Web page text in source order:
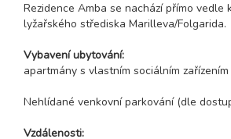
Rezidence Amba se nachází přímo
lyžařského střediska Marilleva/Folgarida.
Vybavení ubytování:
apartmány s vlastním sociálním
Nehlídané venkovní parkování (dle
Vzdálenosti: